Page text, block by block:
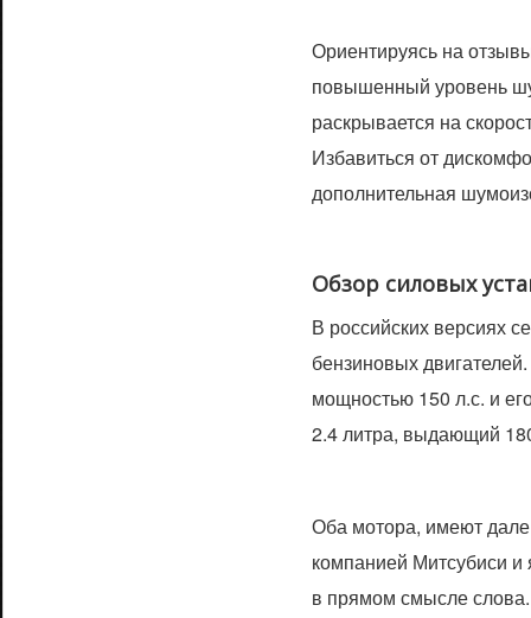
Ориентируясь на
повышенный уровень
раскрывается на
Избавиться от
дополнительная
Обзор силовых
В российских версиях
бензиновых
мощностью 150 л.с. и
2.4 литра, выдающий
Оба мотора, имеют
компанией Митсубиси
в прямом смысле слова.